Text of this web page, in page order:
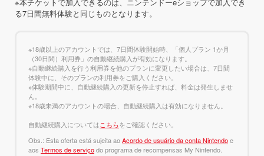
る7日間無料体験と同じものとなります。
※18歳以上のアカウントでは、7日間体験開始時、「個人プラン 1か月
（30日間）利用券」の自動継続購入が有効になります。
※自動継続購入を行う利用券を他のプランに変更したい場合は、7日間
体験中に、そのプランの利用券をご購入ください。
※体験期間中に、自動継続購入の更新を停止すれば、料金は発生しませ
ん。
※18歳未満のアカウントの場合、自動継続購入は有効になりません。
自動継続購入についてはこちらをご確認ください。
Obs.: Esta oferta está sujeita aoAcordo de usuário da conta Nintendoe
aos Termos de serviçodo programa de recompensas My Nintendo.